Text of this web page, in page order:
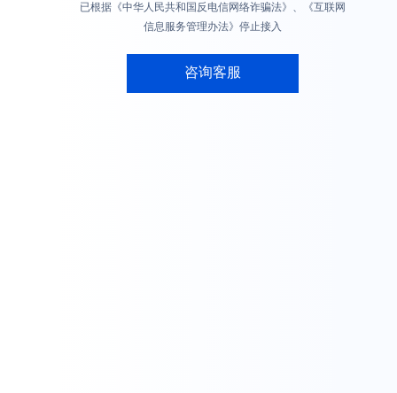
已根据《中华人民共和国反电信网络诈骗法》、《互联网
信息服务管理办法》停止接入
咨询客服